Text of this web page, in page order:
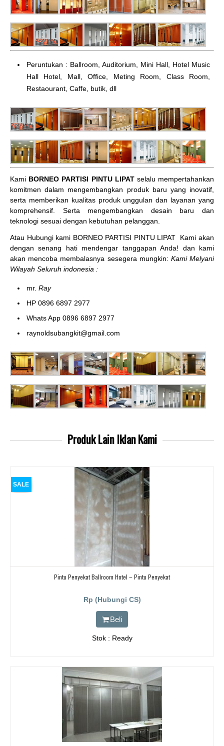
Peruntukan : Ballroom, Auditorium, Mini Hall, Hotel Music
Hall Hotel, Mall, Office, Meting Room, Class Room,
Restaourant, Caffe, butik, dll
Kami BORNEO PARTISI PINTU LIPATselalu mempertahankan
komitmen dalam mengembangkan produk baru yang inovatif,
serta memberikan kualitas produk unggulan dan layanan yang
komprehensif. Serta mengembangkan desain baru dan
teknologi sesuai dengan kebutuhan pelanggan.
Atau Hubungi kami BORNEO PARTISI PINTU LIPAT
Kami akan
dengan senang hati mendengar tanggapan Anda! dan kami
akan mencoba membalasnya sesegera mungkin: Kami Melyani
Wilayah Seluruh indonesia :
mr. Ray
HP 0896 6897 2977
Whats App 0896 6897 2977
raynoldsubangkit@gmail.com
Produk LainIklan Kami
SALE
Pintu Penyekat Ballroom Hotel – Pintu Penyekat
Rp (Hubungi CS)
Beli
Stok : Ready